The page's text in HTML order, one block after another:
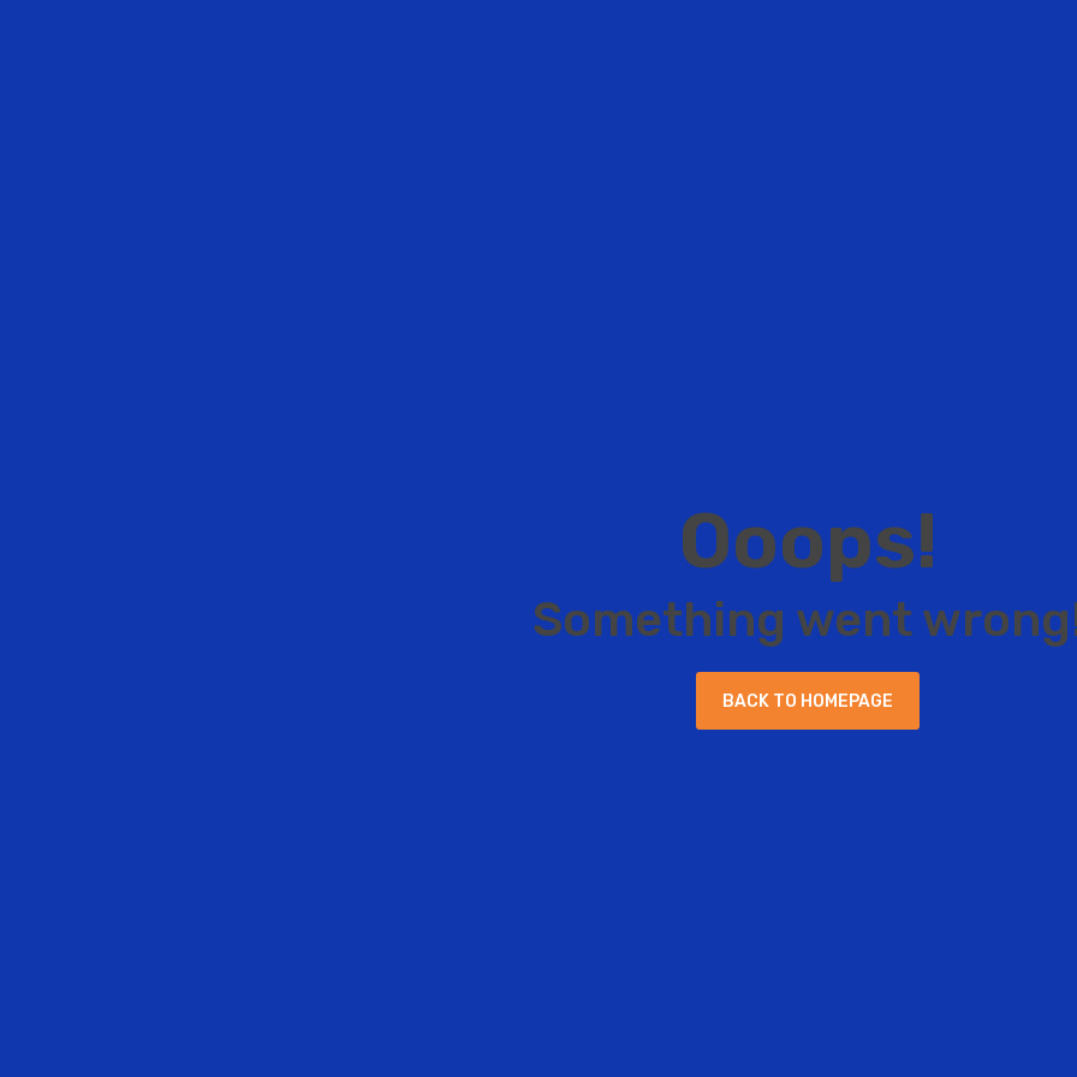
Ooops!
Something went wrong
BACK TO HOM EPAG E